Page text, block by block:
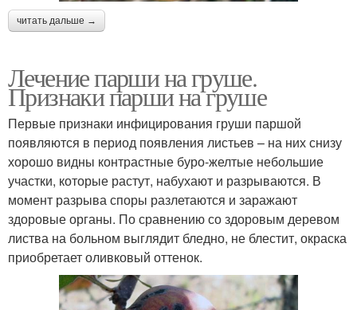
читать дальше →
Лечение парши на груше.
Признаки парши на груше
Первые признаки инфицирования груши паршой
появляются в период появления листьев – на них снизу
хорошо видны контрастные буро-желтые небольшие
участки, которые растут, набухают и разрываются. В
момент разрыва споры разлетаются и заражают
здоровые органы. По сравнению со здоровым деревом
листва на больном выглядит бледно, не блестит, окраска
приобретает оливковый оттенок.